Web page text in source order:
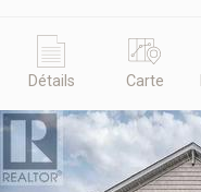
Détails Carte